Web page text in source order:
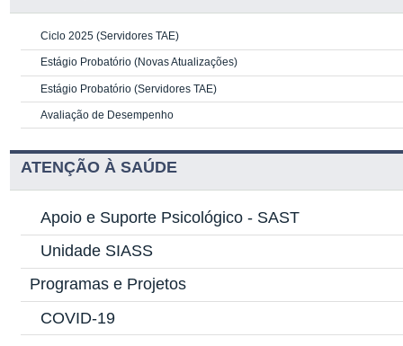
Ciclo 2025 (Servidores TAE)
Estágio Probatório (Novas Atualizações)
Estágio Probatório (Servidores TAE)
Avaliação de Desempenho
ATENÇÃO À SAÚDE
Apoio e Suporte Psicológico - SAST
Unidade SIASS
Programas e Projetos
COVID-19